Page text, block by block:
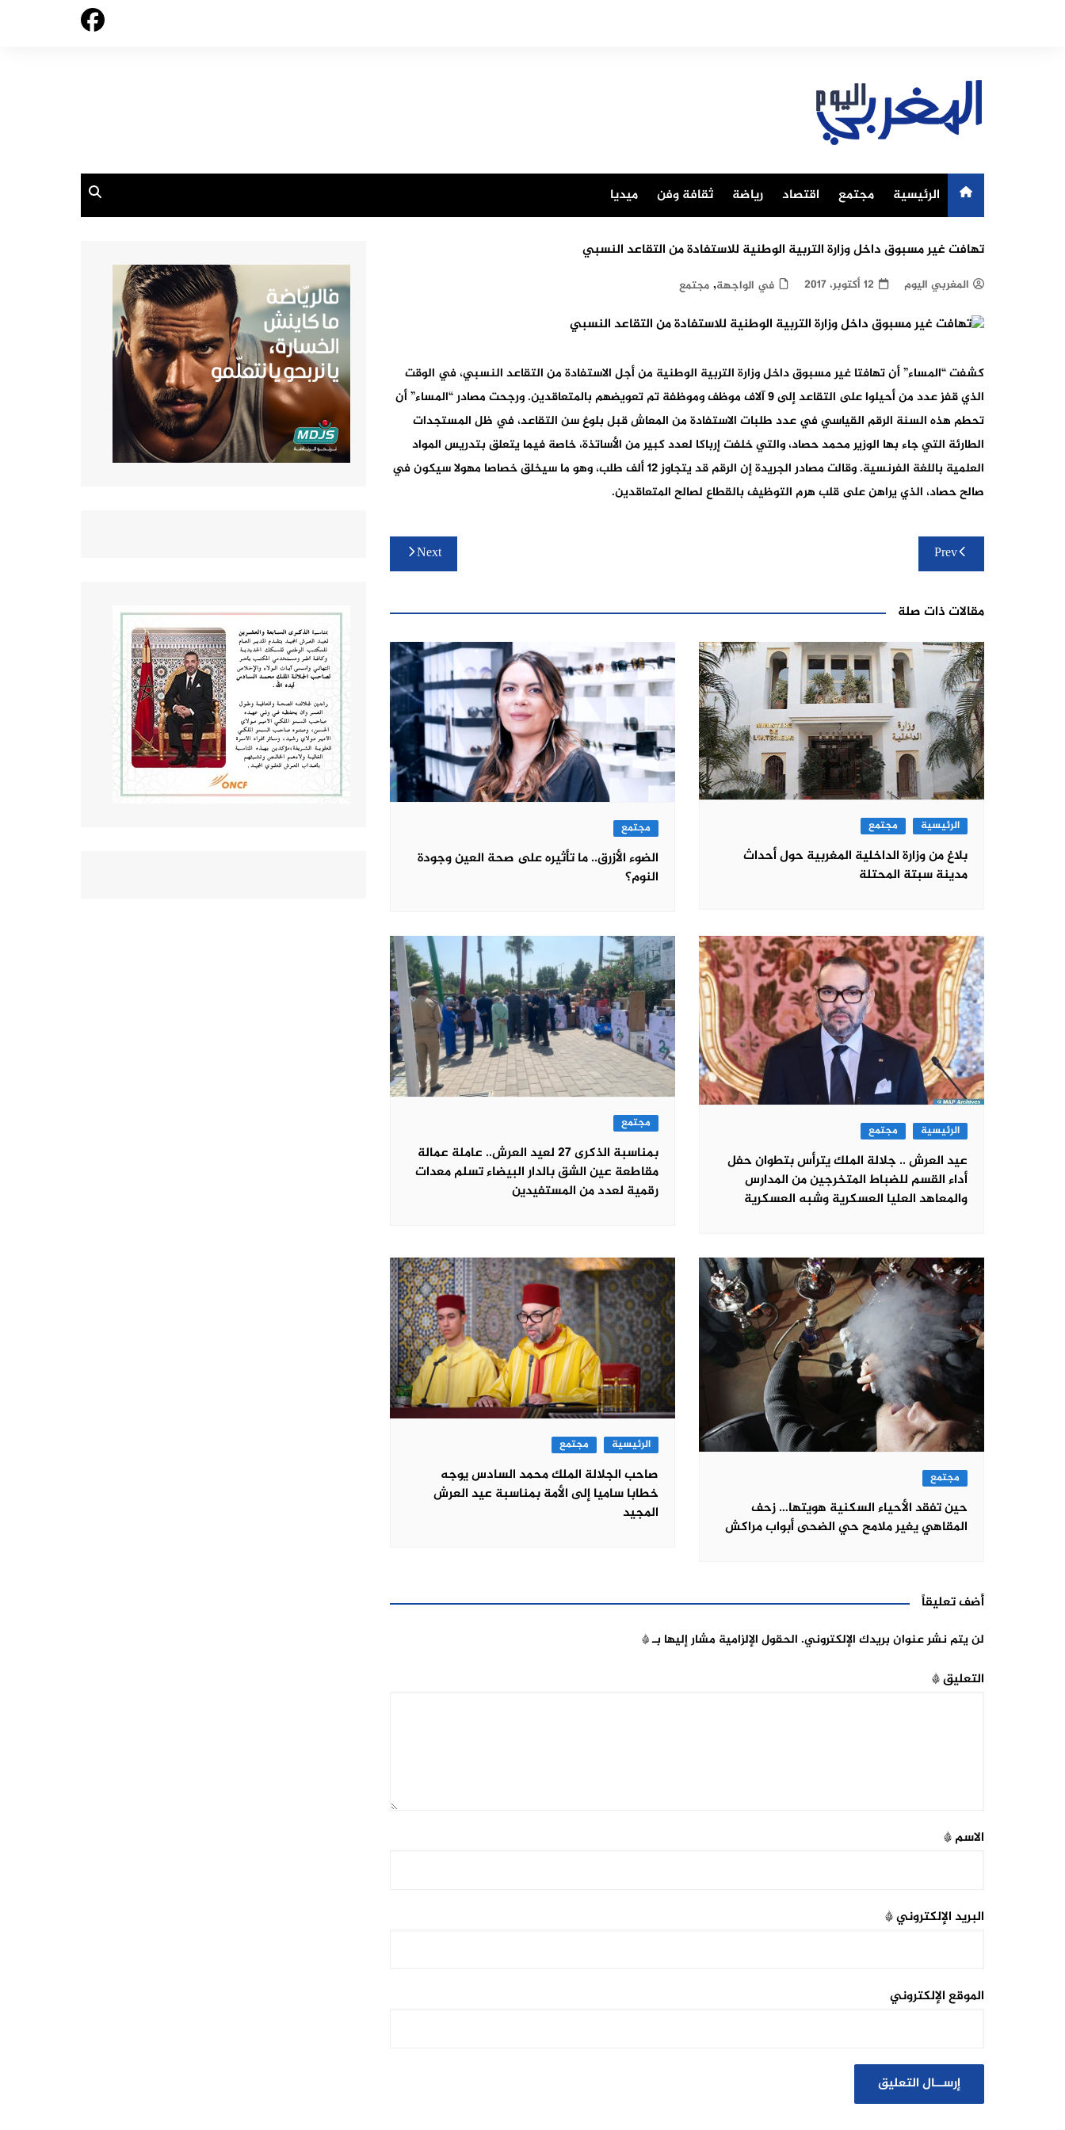
الرئيسية مجتمع اقتصاد رياضة ثقافة وفن ميديا
تهافت غير مسبوق داخل وزارة التربية الوطنية للاستفادة من التقاعد النسبي
المغربي اليوم 12 أكتوبر، 2017 في الواجهة, مجتمع
كشفت “المساء” أن تهافتا غير مسبوق داخل وزارة التربية الوطنية من أجل الاستفادة من التقاعد النسبي، في الوقت
الذي قفز عدد من أحيلوا على التقاعد إلى 9 آلاف موظف وموظفة تم تعويضهم بالمتعاقدين. ورجحت مصادر “المساء” أن
تحطم هذه السنة الرقم القياسي في عدد طلبات الاستفادة من المعاش قبل بلوغ سن التقاعد، في ظل المستجدات
الطارئة التي جاء بها الوزير محمد حصاد، والتي خلفت إرباكا لعدد كبير من الأساتذة، خاصة فيما يتعلق بتدريس المواد
العلمية باللغة الفرنسية. وقالت مصادر الجريدة إن الرقم قد يتجاوز 12 ألف طلب، وهو ما سيخلق خصاصا مهولا سيكون في
صالح حصاد، الذي يراهن على قلب هرم التوظيف بالقطاع لصالح المتعاقدين.
تصفّح
المقالات
Prev
Next
مقالات ذات صلة
الرئيسية مجتمع
بلاغ من وزارة الداخلية المغربية حول أحداث
مدينة سبتة المحتلة
مجتمع
الضوء الأزرق.. ما تأثيره على صحة العين وجودة
النوم؟
الرئيسية مجتمع
عيد العرش .. جلالة الملك يترأس بتطوان حفل
أداء القسم للضباط المتخرجين من المدارس
والمعاهد العليا العسكرية وشبه العسكرية
مجتمع
بمناسبة الذكرى 27 لعيد العرش.. عاملة عمالة
مقاطعة عين الشق بالدار البيضاء تسلم معدات
رقمية لعدد من المستفيدين
مجتمع
حين تفقد الأحياء السكنية هويتها… زحف
المقاهي يغير ملامح حي الضحى أبواب مراكش
الرئيسية مجتمع
صاحب الجلالة الملك محمد السادس يوجه
خطابا ساميا إلى الأمة بمناسبة عيد العرش
المجيد
أضف تعليقاً
لن يتم نشر عنوان بريدك الإلكتروني. الحقول الإلزامية مشار إليها بـ*
التعليق*
الاسم*
البريد الإلكتروني*
الموقع الإلكتروني